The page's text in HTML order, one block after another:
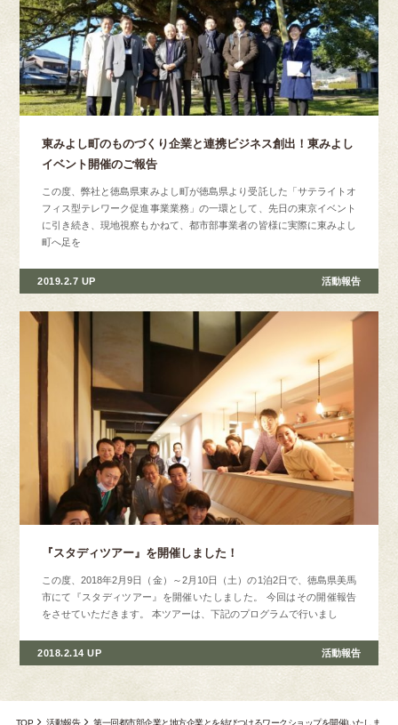
2019.2.7 UP 活動報告
東みよし町のものづくり企業と連携ビジネス創出！東みよし
イベント開催のご報告
この度、弊社と徳島県東みよし町が徳島県より受託した「サテライトオ
フィス型テレワーク促進事業業務」の一環として、先日の東京イベント
に引き続き、現地視察もかねて、都市部事業者の皆様に実際に東みよし
町へ足を
2018.2.14 UP 活動報告
『スタディツアー』を開催しました！
この度、2018年2月9日（金）～2月10日（土）の1泊2日で、徳島県美馬
市にて『スタディツアー』を開催いたしました。 今回はその開催報告
をさせていただきます。 本ツアーは、下記のプログラムで行いまし